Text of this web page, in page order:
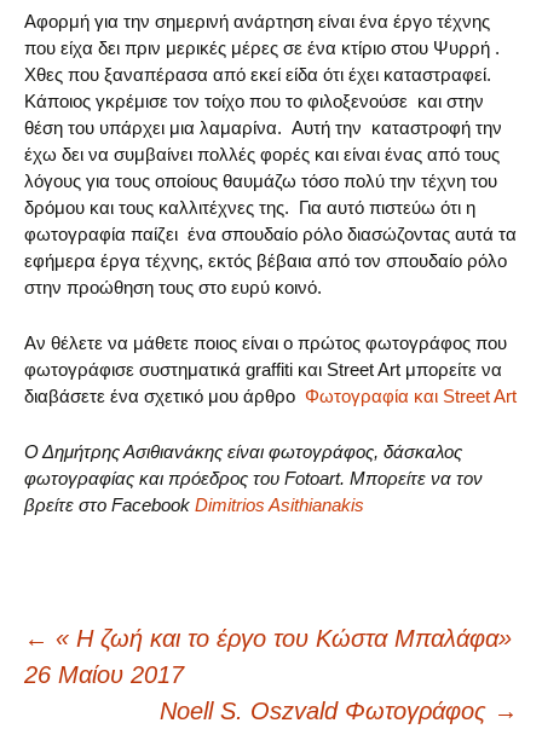
Αφορμή για την σημερινή ανάρτηση είναι ένα έργο τέχνης
που είχα δει πριν μερικές μέρες σε ένα κτίριο στου Ψυρρή .
Χθες που ξαναπέρασα από εκεί είδα ότι έχει καταστραφεί.
Κάποιος γκρέμισε τον τοίχο που το φιλοξενούσε και στην
θέση του υπάρχει μια λαμαρίνα. Αυτή την καταστροφή την
έχω δει να συμβαίνει πολλές φορές και είναι ένας από τους
λόγους για τους οποίους θαυμάζω τόσο πολύ την τέχνη του
δρόμου και τους καλλιτέχνες της. Για αυτό πιστεύω ότι η
φωτογραφία παίζει ένα σπουδαίο ρόλο διασώζοντας αυτά τα
εφήμερα έργα τέχνης, εκτός βέβαια από τον σπουδαίο ρόλο
στην προώθηση τους στο ευρύ κοινό.
Αν θέλετε να μάθετε ποιος είναι ο πρώτος φωτογράφος που
φωτογράφισε συστηματικά graffiti και Street Art μπορείτε να
διαβάσετε ένα σχετικό μου άρθρο Φωτογραφία και Street Art
Ο Δημήτρης Ασιθιανάκης είναι φωτογράφος, δάσκαλος
φωτογραφίας και πρόεδρος του Fotoart. Μπορείτε να τον
βρείτε στο Facebook Dimitrios Asithianakis
Post
navigation
← « Η ζωή και το έργο του Κώστα Μπαλάφα»
26 Μαίου 2017
Noell S. Oszvald Φωτογράφος →